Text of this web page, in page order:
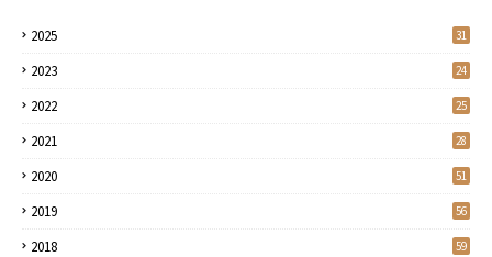
2025 31
2023 24
2022 25
2021 28
2020 51
2019 56
2018 59